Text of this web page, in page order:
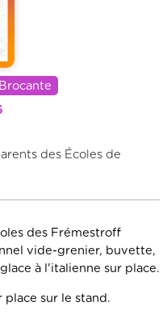
des Écoles de
des Frémestroff
vide-grenier, buvette,
à l'italienne sur place.
place sur le stand.